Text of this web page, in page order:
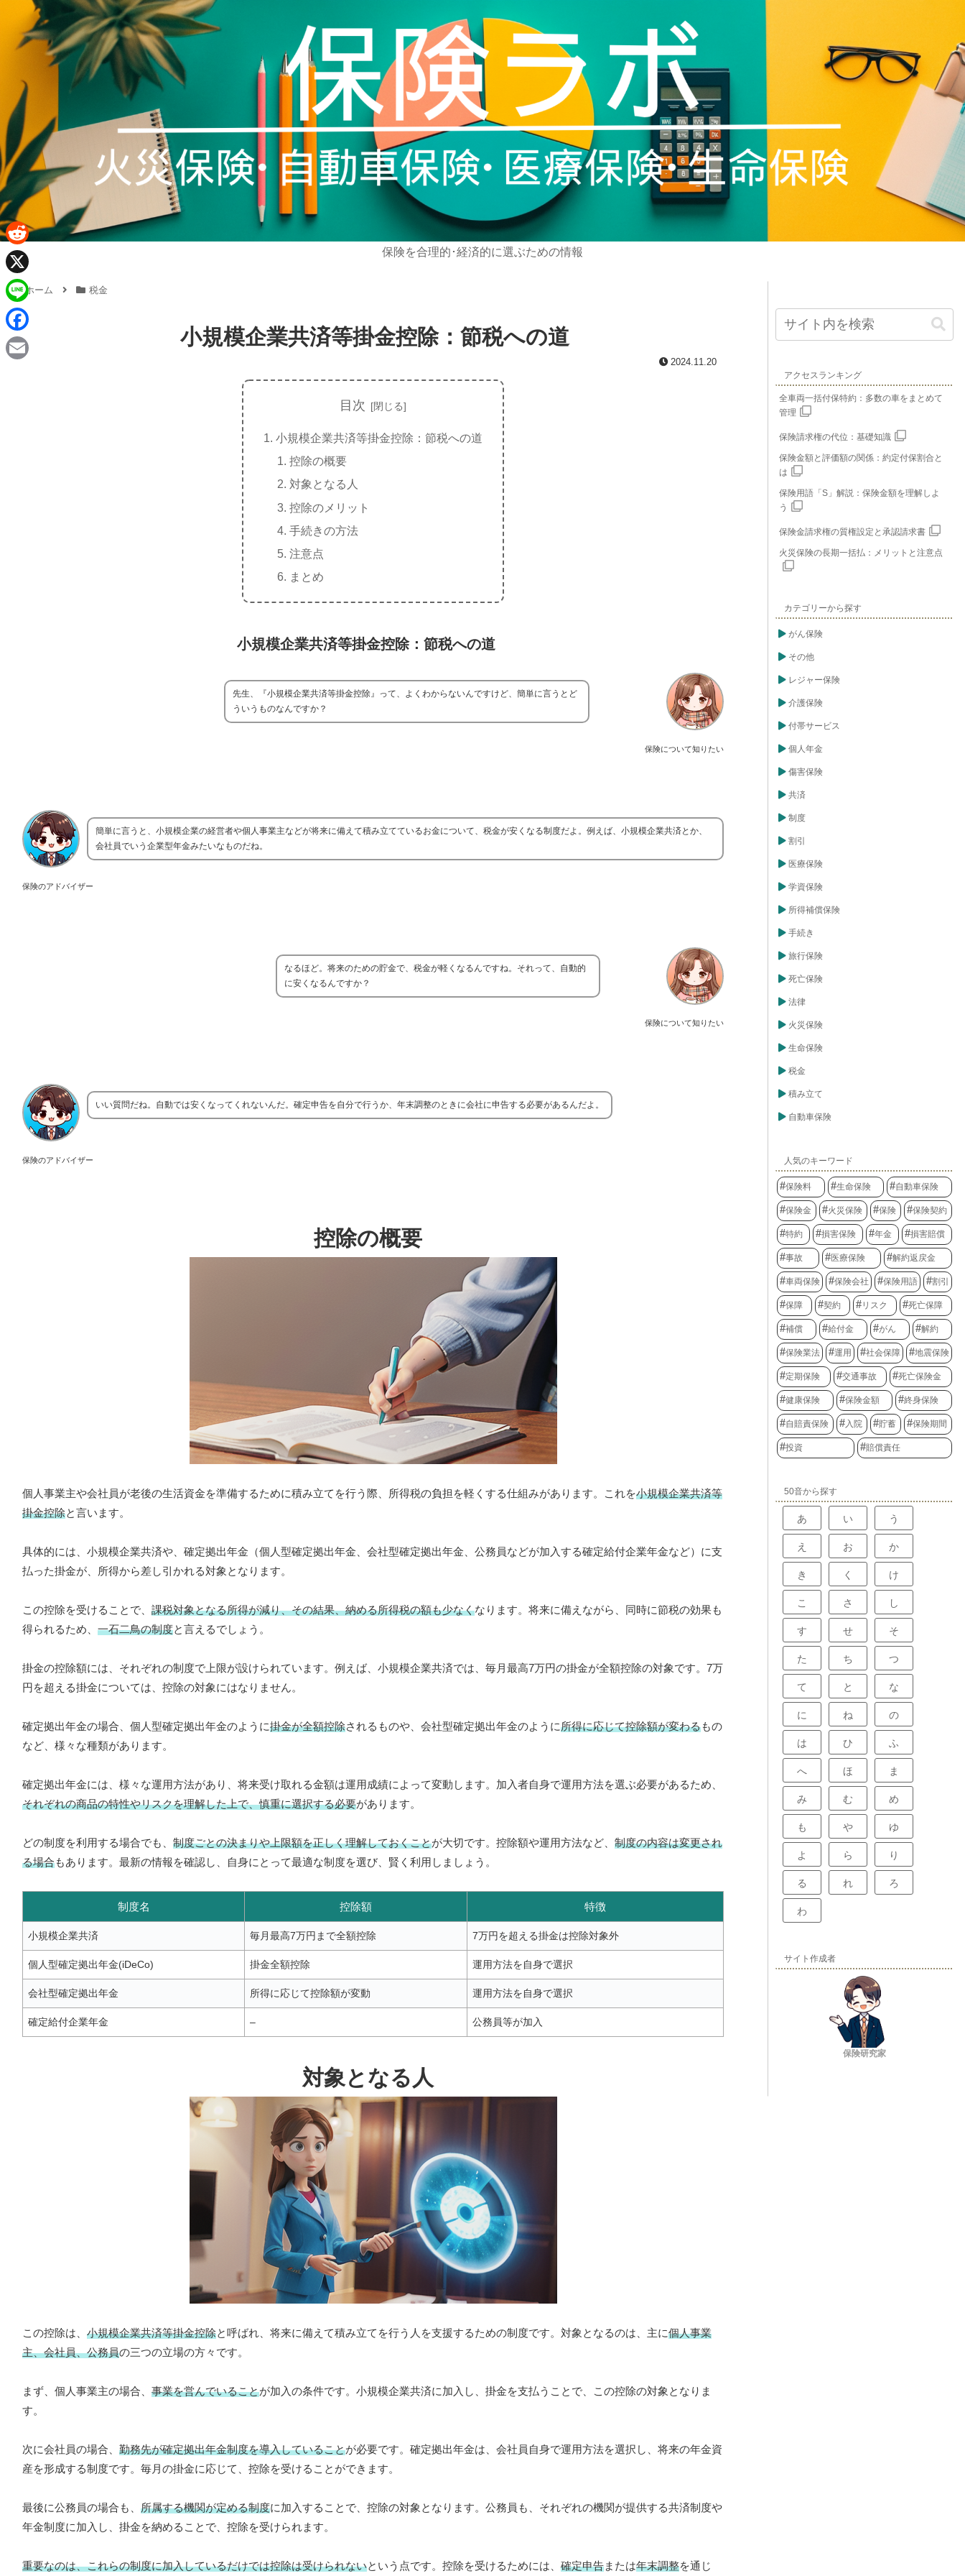
保険を合理的･経済的に選ぶための情報
ホーム 税金
小規模企業共済等掛金控除：節税への道
2024.11.20
目次
小規模企業共済等掛金控除：節税への道
控除の概要
対象となる人
控除のメリット
手続きの方法
注意点
まとめ
小規模企業共済等掛金控除：節税への道
保険について知りたい
先生、『小規模企業共済等掛金控除』って、よくわからないんですけど、簡単に言うとど
ういうものなんですか？
保険のアドバイザー
簡単に言うと、小規模企業の経営者や個人事業主などが将来に備えて積み立てているお金について、税金が安くなる制度だよ。例えば、小規模企業共済とか、
会社員でいう企業型年金みたいなものだね。
保険について知りたい
なるほど。将来のための貯金で、税金が軽くなるんですね。それって、自動的
に安くなるんですか？
保険のアドバイザー
いい質問だね。自動では安くなってくれないんだ。確定申告を自分で行うか、年末調整のときに会社に申告する必要があるんだよ。
控除の概要
個人事業主や会社員が老後の生活資金を準備するために積み立てを行う際、所得税の負担を軽くする仕組みがあります。これを小規模企業共済等
掛金控除と言います。
具体的には、小規模企業共済や、確定拠出年金（個人型確定拠出年金、会社型確定拠出年金、公務員などが加入する確定給付企業年金など）に支
払った掛金が、所得から差し引かれる対象となります。
この控除を受けることで、 課税対象となる所得が減り、その結果、納める所得税の額も少なくなります。将来に備えながら、同時に節税の効果も
得られるため、 一石二鳥の制度と言えるでしょう。
掛金の控除額には、それぞれの制度で上限が設けられています。例えば、小規模企業共済では、毎月最高7万円の掛金が全額控除の対象です。7万
円を超える掛金については、控除の対象にはなりません。
確定拠出年金の場合、個人型確定拠出年金のように掛金が全額控除されるものや、会社型確定拠出年金のように所得に応じて控除額が変わるもの
など、様々な種類があります。
確定拠出年金には、様々な運用方法があり、将来受け取れる金額は運用成績によって変動します。加入者自身で運用方法を選ぶ必要があるため、
それぞれの商品の特性やリスクを理解した上で、慎重に選択する必要があります。
どの制度を利用する場合でも、 制度ごとの決まりや上限額を正しく理解しておくことが大切です。控除額や運用方法など、 制度の内容は変更され
る場合もあります。最新の情報を確認し、自身にとって最適な制度を選び、賢く利用しましょう。
制度名 控除額 特徴
小規模企業共済 毎月最高7万円まで全額控除 7万円を超える掛金は控除対象外
個人型確定拠出年金(iDeCo) 掛金全額控除 運用方法を自身で選択
会社型確定拠出年金 所得に応じて控除額が変動 運用方法を自身で選択
確定給付企業年金 – 公務員等が加入
対象となる人
この控除は、 小規模企業共済等掛金控除と呼ばれ、将来に備えて積み立てを行う人を支援するための制度です。対象となるのは、主に個人事業
主、会社員、公務員の三つの立場の方々です。
まず、個人事業主の場合、 事業を営んでいることが加入の条件です。小規模企業共済に加入し、掛金を支払うことで、この控除の対象となりま
す。
次に会社員の場合、 勤務先が確定拠出年金制度を導入していることが必要です。確定拠出年金は、会社員自身で運用方法を選択し、将来の年金資
産を形成する制度です。毎月の掛金に応じて、控除を受けることができます。
最後に公務員の場合も、 所属する機関が定める制度に加入することで、控除の対象となります。公務員も、それぞれの機関が提供する共済制度や
年金制度に加入し、掛金を納めることで、控除を受けられます。
重要なのは、これらの制度に加入しているだけでは控除は受けられないという点です。控除を受けるためには、 確定申告または年末調整を通じ
アクセスランキング
全車両一括付保特約：多数の車をまとめて
管理
保険請求権の代位：基礎知識
保険金額と評価額の関係：約定付保割合と
は
保険用語「S」解説：保険金額を理解しよ
う
保険金請求権の質権設定と承認請求書
火災保険の長期一括払：メリットと注意点
カテゴリーから探す
がん保険
その他
レジャー保険
介護保険
付帯サービス
個人年金
傷害保険
共済
制度
割引
医療保険
学資保険
所得補償保険
手続き
旅行保険
死亡保険
法律
火災保険
生命保険
税金
積み立て
自動車保険
人気のキーワード
保険料 生命保険 自動車保険
保険金 火災保険 保険 保険契約
特約 損害保険 年金 損害賠償
事故 医療保険 解約返戻金
車両保険 保険会社 保険用語 割引
保障 契約 リスク 死亡保障
補償 給付金 がん 解約
保険業法 運用 社会保障 地震保険
定期保険 交通事故 死亡保険金
健康保険 保険金額 終身保険
自賠責保険 入院 貯蓄 保険期間
投資 賠償責任
50音から探す
あ い う
え お か
き く け
こ さ し
す せ そ
た ち つ
て と な
に ね の
は ひ ふ
へ ほ ま
み む め
も や ゆ
よ ら り
る れ ろ
わ
サイト作成者
保険研究家
R
e
d
d
i
X
L
n
F